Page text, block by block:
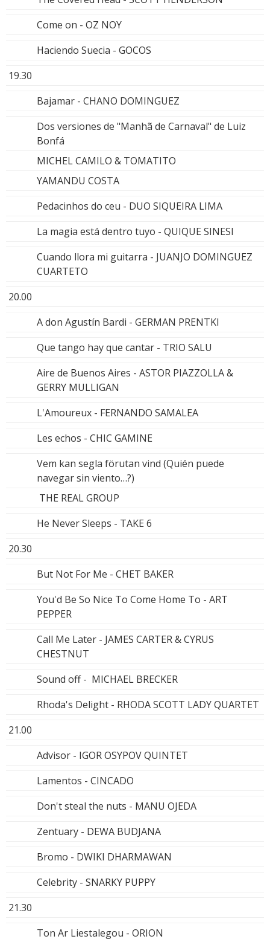
Come on - OZ NOY
Haciendo Suecia - GOCOS
19.30
Bajamar - CHANO DOMINGUEZ
Dos versiones de "Manhã de Carnaval" de Luiz
Bonfá
MICHEL CAMILO & TOMATITO
YAMANDU COSTA
Pedacinhos do ceu - DUO SIQUEIRA LIMA
La magia está dentro tuyo - QUIQUE SINESI
Cuando llora mi guitarra - JUANJO DOMINGUEZ
CUARTETO
20.00
A don Agustín Bardi - GERMAN PRENTKI
Que tango hay que cantar - TRIO SALU
Aire de Buenos Aires - ASTOR PIAZZOLLA &
GERRY MULLIGAN
L'Amoureux - FERNANDO SAMALEA
Les echos - CHIC GAMINE
Vem kan segla förutan vind (Quién puede
navegar sin viento…?)
THE REAL GROUP
He Never Sleeps - TAKE 6
20.30
But Not For Me - CHET BAKER
You'd Be So Nice To Come Home To - ART
PEPPER
Call Me Later - JAMES CARTER & CYRUS
CHESTNUT
Sound off - MICHAEL BRECKER
Rhoda's Delight - RHODA SCOTT LADY QUARTET
21.00
Advisor - IGOR OSYPOV QUINTET
Lamentos - CINCADO
Don't steal the nuts - MANU OJEDA
Zentuary - DEWA BUDJANA
Bromo - DWIKI DHARMAWAN
Celebrity - SNARKY PUPPY
21.30
Ton Ar Liestalegou - ORION